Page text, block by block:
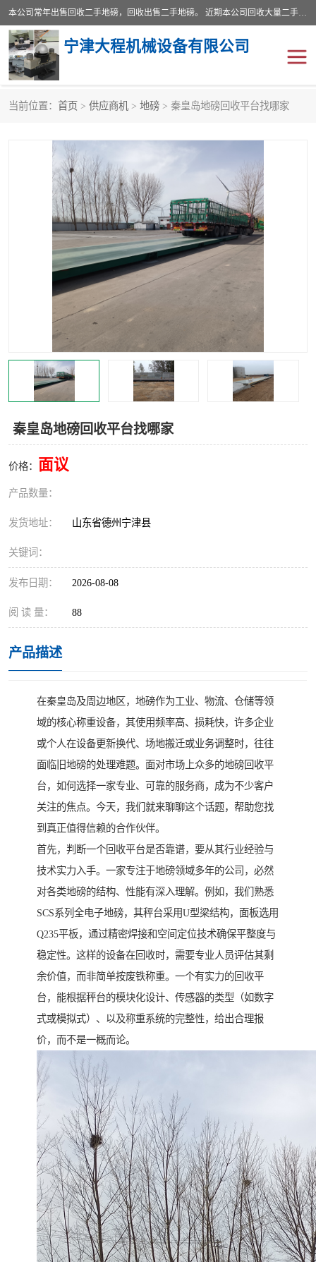
本公司常年出售回收二手地磅，回收出售二手地磅。 近期本公司回收大量二手地磅，型号齐全，宽度从2米到3.5米，长度5米到25米，承重吨位从10到200吨，成色7—9成新。 ? 使用年限6个月至2年，产品来源于个人闲置品，工矿企业停用品，因小换大而来。 精准度和新的一样， 二手地磅是内行人的选择，打个电话就省钱朋友您好等什么
宁津大程机械设备有限公司
当前位置： 首页 > 供应商机 > 地磅 > 秦皇岛地磅回收平台找哪家
秦皇岛地磅回收平台找哪家
价格： 面议
产品数量：
发货地址： 山东省德州宁津县
关键词：
发布日期： 2026-08-08
阅 读 量： 88
产品描述
在秦皇岛及周边地区，地磅作为工业、物流、仓储等领
域的核心称重设备，其使用频率高、损耗快，许多企业
或个人在设备更新换代、场地搬迁或业务调整时，往往
面临旧地磅的处理难题。面对市场上众多的地磅回收平
台，如何选择一家专业、可靠的服务商，成为不少客户
关注的焦点。今天，我们就来聊聊这个话题，帮助您找
到真正值得信赖的合作伙伴。
首先，判断一个回收平台是否靠谱，要从其行业经验与
技术实力入手。一家专注于地磅领域多年的公司，必然
对各类地磅的结构、性能有深入理解。例如，我们熟悉
SCS系列全电子地磅，其秤台采用U型梁结构，面板选用
Q235平板，通过精密焊接和空间定位技术确保平整度与
稳定性。这样的设备在回收时，需要专业人员评估其剩
余价值，而非简单按废铁称重。一个有实力的回收平
台，能根据秤台的模块化设计、传感器的类型（如数字
式或模拟式）、以及称重系统的完整性，给出合理报
价，而不是一概而论。
地磅传感器
烘干机 食品烘干机
装载机电子秤 输送机
半自动输送机 全自动输送机
冷却塔 食品螺旋塔
塑料撕碎机 金属撕碎机